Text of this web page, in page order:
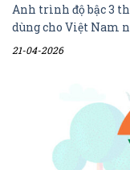
Anh trình độ bậc 3
dùng cho Việt Nam
21-04-2026